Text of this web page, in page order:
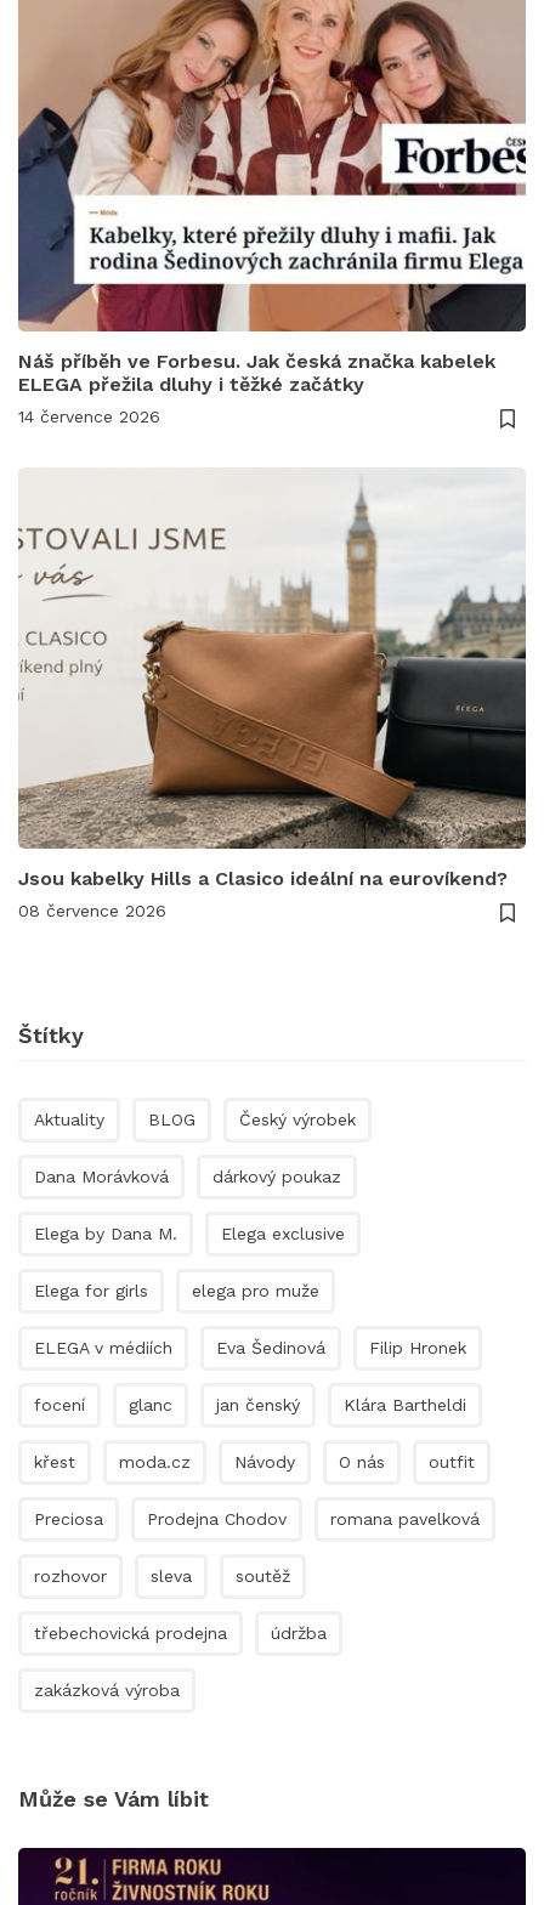
Náš příběh ve Forbesu. Jak česká značka kabelek
ELEGA přežila dluhy i těžké začátky
14 července 2026
Jsou kabelky Hills a Clasico ideální na eurovíkend?
08 července 2026
Štítky
Aktuality BLOG Český výrobek
Dana Morávková dárkový poukaz
Elega by Dana M. Elega exclusive
Elega for girls elega pro muže
ELEGA v médiích Eva Šedinová Filip Hronek
focení glanc jan čenský Klára Bartheldi
křest moda.cz Návody O nás outfit
Preciosa Prodejna Chodov romana pavelková
rozhovor sleva soutěž
třebechovická prodejna údržba
zakázková výroba
Může se Vám líbit